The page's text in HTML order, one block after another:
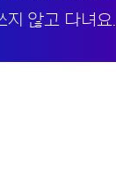
지 않고 다녀요.